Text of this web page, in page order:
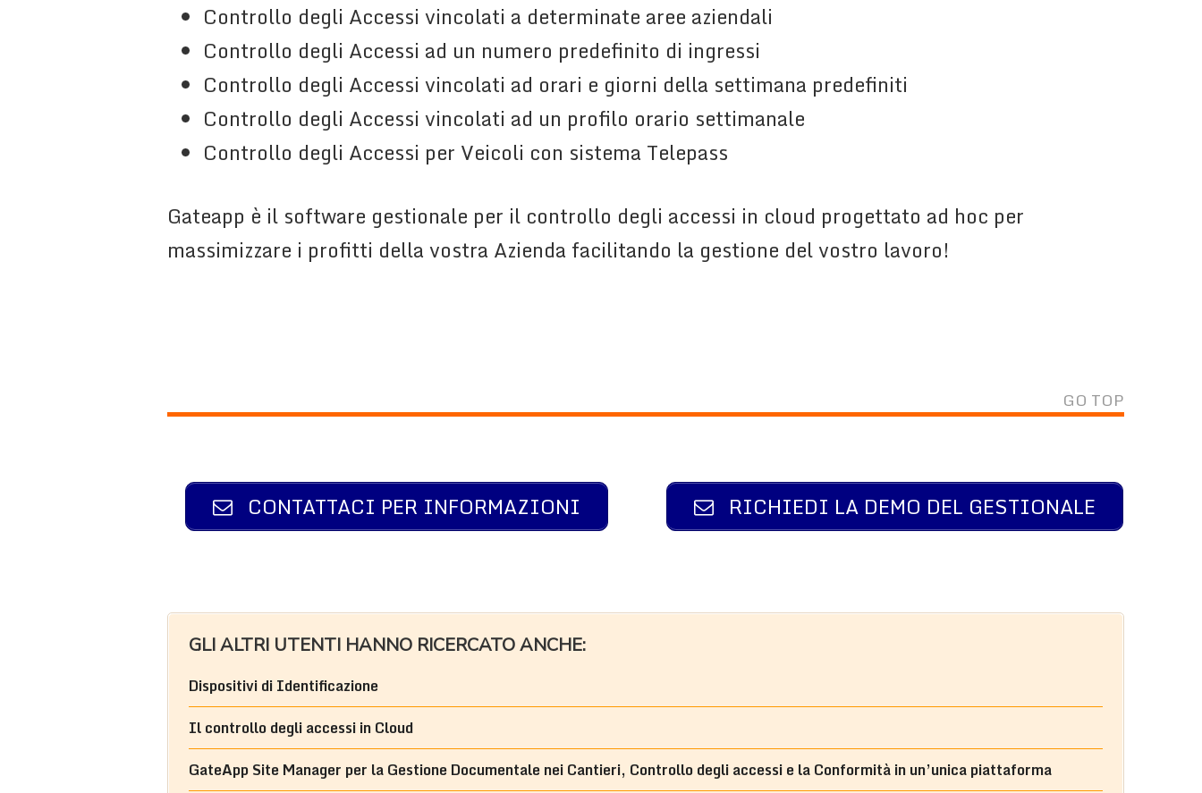
Controllo degli Accessi vincolati a determinate aree aziendali
Controllo degli Accessi ad un numero predefinito di ingressi
Controllo degli Accessi vincolati ad orari e giorni della settimana predefiniti
Controllo degli Accessi vincolati ad un profilo orario settimanale
Controllo degli Accessi per Veicoli con sistema Telepass
Gateapp è il software gestionale per il controllo degli accessi in cloud progettato ad hoc per
massimizzare i profitti della vostra Azienda facilitando la gestione del vostro lavoro!
GO TOP
CONTATTACI PER INFORMAZIONI RICHIEDI LA DEMO DEL GESTIONALE
GLI ALTRI UTENTI HANNO RICERCATO ANCHE:
Dispositivi di Identificazione
Il controllo degli accessi in Cloud
GateApp Site Manager per la Gestione Documentale nei Cantieri, Controllo degli accessi e la Conformità in un’unica piattaforma